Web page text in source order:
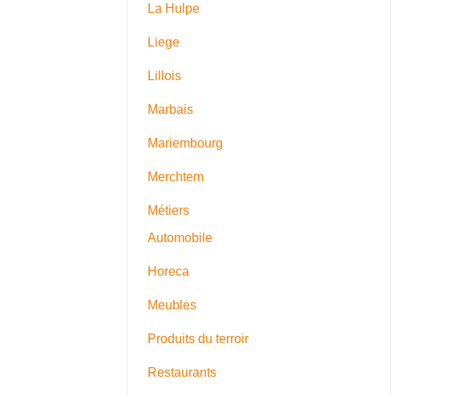
La Hulpe
Liege
Lillois
Marbais
Mariembourg
Merchtem
Métiers
Automobile
Horeca
Meubles
Produits du terroir
Restaurants